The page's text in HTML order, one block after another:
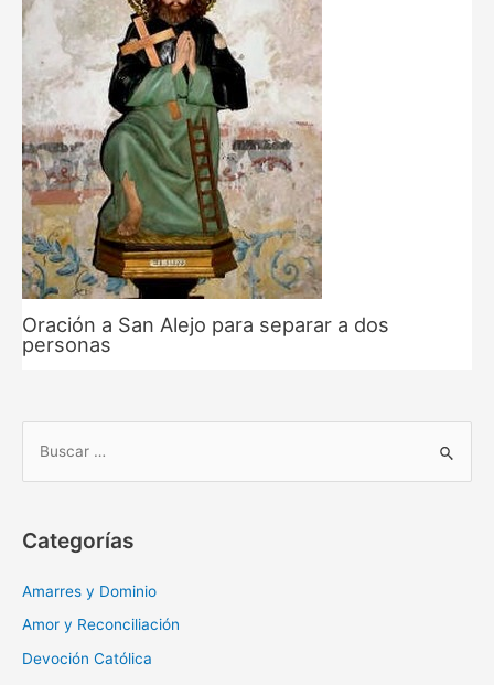
Oración a San Alejo para separar a dos
personas
a
r
Categorías
Amarres y Dominio
Amor y Reconciliación
Devoción Católica